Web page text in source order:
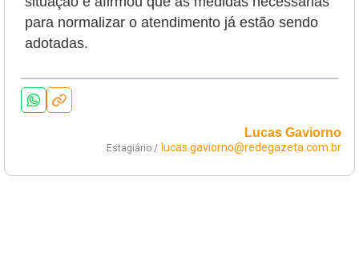
para normalizar o atendimento já estão sendo
adotadas.
Lucas Gaviorno
Estagiário / lucas.gaviorno@redegazeta.com.br